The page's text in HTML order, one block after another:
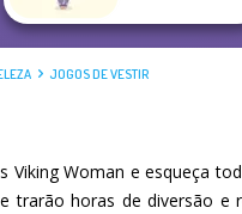
JOGOS DE VESTIR
Woman e esqueça
trarão horas de diversão